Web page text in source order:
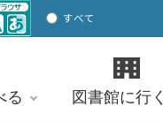
すべて
ページ
る 図書館に行く